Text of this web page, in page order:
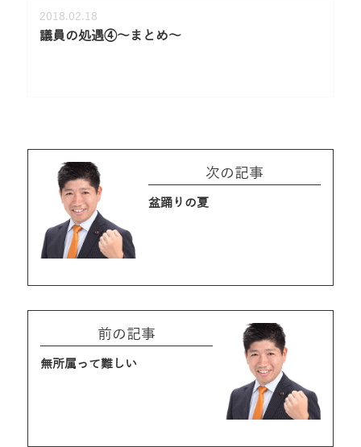
2018.02.18
議員の処遇④～まとめ～
次の記事
盆踊りの夏
前の記事
無所属って難しい